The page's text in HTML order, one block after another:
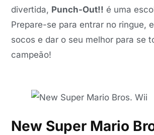
divertida, Punch-Out!! é uma
Prepare-se para entrar no ringue,
socos e dar o seu melhor para se
campeão!
New Super Mario